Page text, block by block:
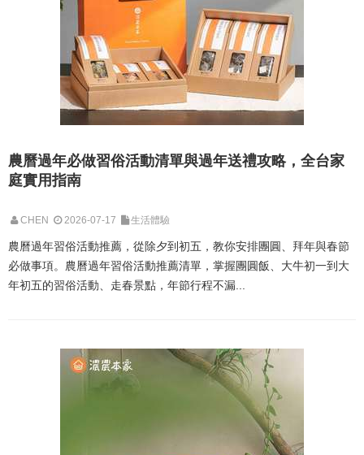
農曆過年必做習俗活動清單與過年送禮攻略，全台家
庭實用指南
CHEN 2026-07-17 生活體驗
農曆過年習俗活動推薦，從除夕到初五，教你安排團圓、拜年與春節
必做事項。農曆過年習俗活動推薦清單，掌握團圓飯、大牛初一到大
年初五的習俗活動、走春景點，年節行程不漏...